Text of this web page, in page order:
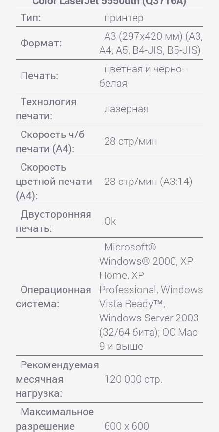
Тип:
принтер
Формат:
A3 (297x420 мм) (A3,
A4, A5, B4-JIS, B5-JIS)
Печать:
цветная и черно-
белая
Технология
печати:
лазерная
Скорость ч/б
печати (А4):
28 стр/мин
Скорость
цветной печати
(А4):
28 стр/мин (A3:14)
Двусторонняя
печать:
Ok
Операционная
система:
Microsoft®
Windows® 2000, XP
Home, XP
Professional, Windows
Vista Ready™,
Windows Server 2003
(32/64 бита); ОС Mac
9 и выше
Рекомендуемая
месячная
нагрузка:
120 000 стр.
Максимальное
разрешение
600 x 600